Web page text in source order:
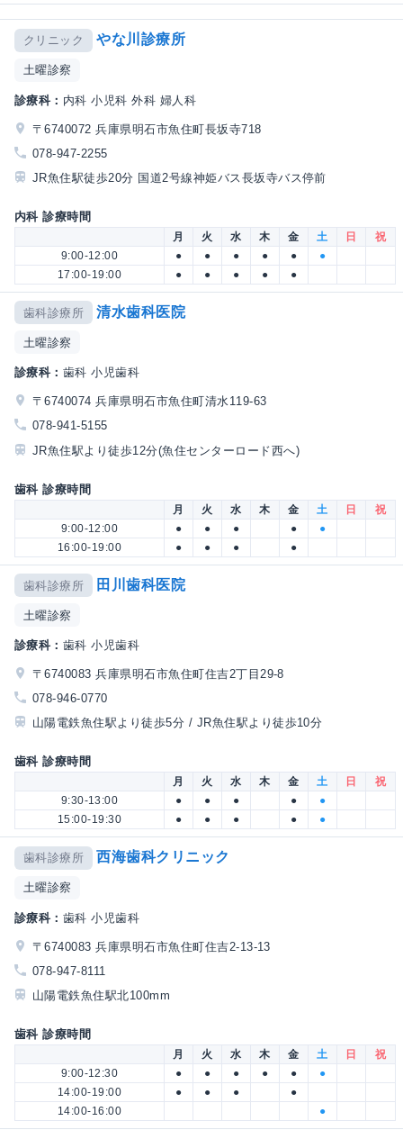
クリニック やな川診療所
土曜診察
診療科： 内科 小児科 外科 婦人科
〒6740072 兵庫県明石市魚住町長坂寺718
078-947-2255
JR魚住駅徒歩20分 国道2号線神姫バス長坂寺バス停前
内科 診療時間
月 火 水 木 金 土 日
祝
9:00-12:00
● ● ● ● ●
●
17:00-19:00
● ● ● ● ●
歯科診療所 清水歯科医院
土曜診察
診療科： 歯科 小児歯科
〒6740074 兵庫県明石市魚住町清水119-63
078-941-5155
JR魚住駅より徒歩12分(魚住センターロード西へ)
歯科 診療時間
月 火 水 木 金 土 日
祝
9:00-12:00
● ● ● ●
●
16:00-19:00
● ● ● ●
歯科診療所 田川歯科医院
土曜診察
診療科： 歯科 小児歯科
〒6740083 兵庫県明石市魚住町住吉2丁目29-8
078-946-0770
山陽電鉄魚住駅より徒歩5分 / JR魚住駅より徒歩10分
歯科 診療時間
月 火 水 木 金 土 日
祝
9:30-13:00
● ● ● ●
●
15:00-19:30
● ● ● ● ●
歯科診療所 西海歯科クリニック
土曜診察
診療科： 歯科 小児歯科
〒6740083 兵庫県明石市魚住町住吉2-13-13
078-947-8111
山陽電鉄魚住駅北100mm
歯科 診療時間
月 火 水 木 金 土 日
祝
9:00-12:30
● ● ● ● ●
●
14:00-19:00
● ● ●
●
14:00-16:00
●